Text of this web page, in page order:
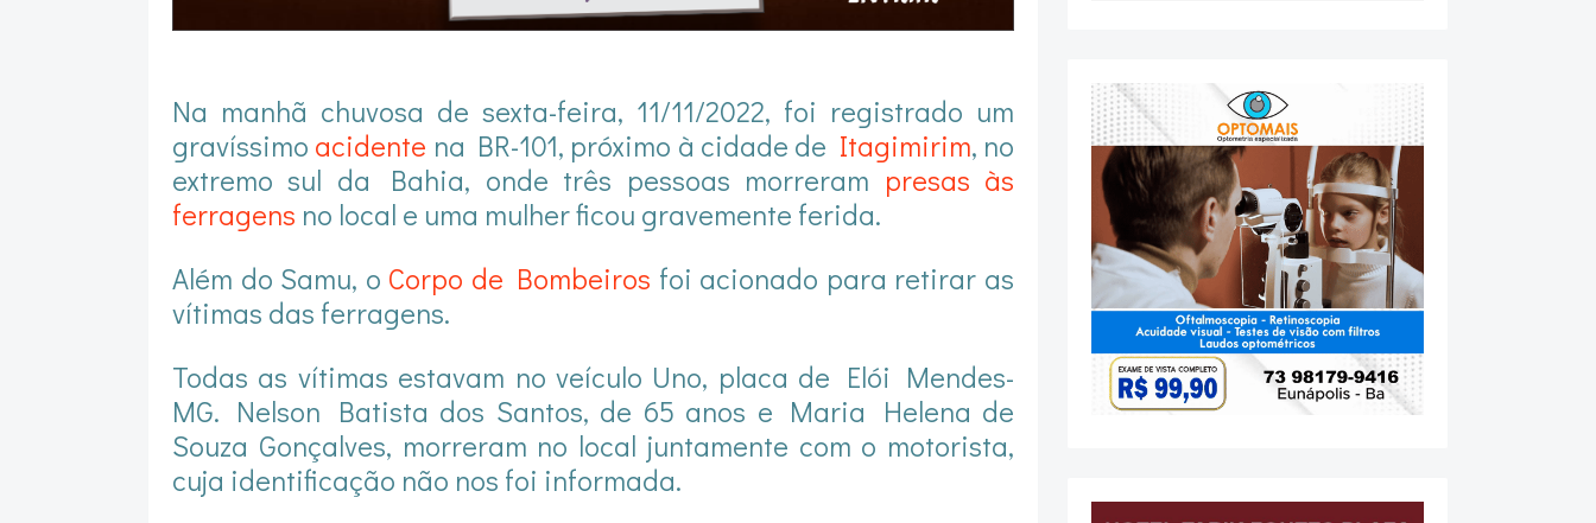
Na manhã chuvosa de sexta-feira, 11/11/2022, foi registrado um
gravíssimo acidente na BR-101, próximo à cidade de Itagimirim, no
extremo sul da Bahia, onde três pessoas morreram presas às
ferragens no local e uma mulher ficou gravemente ferida.
Além do Samu, o Corpo de Bombeiros foi acionado para retirar as
vítimas das ferragens.
Todas as vítimas estavam no veículo Uno, placa de Elói Mendes-
MG. Nelson Batista dos Santos, de 65 anos e Maria Helena de
Souza Gonçalves, morreram no local juntamente com o motorista,
cuja identificação não nos foi informada.